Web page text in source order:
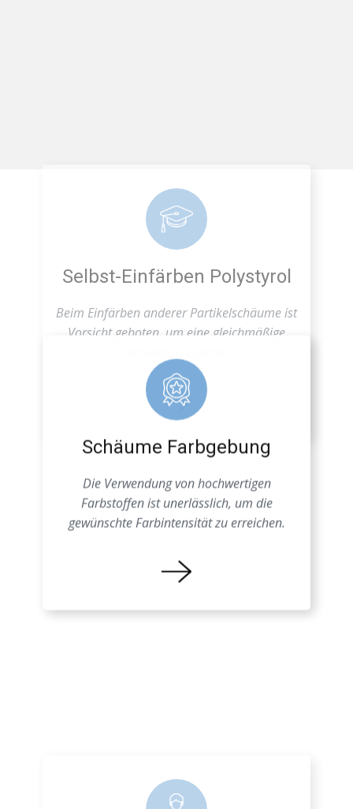
Beim Einfärben anderer Partikelschäume ist
Vorsicht geboten, um eine gleichmäßige
Färbung zu erzielen.
Schäume Farbgebung
Die Verwendung von hochwertigen
Farbstoffen ist unerlässlich, um die
gewünschte Farbintensität zu erreichen.
Eine genaue Kenntnis der